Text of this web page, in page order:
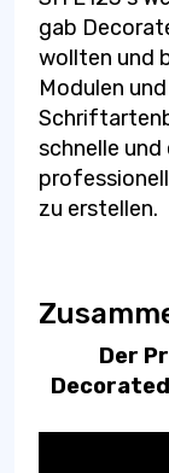
gab
wollten und
Modulen
schnelle
zu erstellen.
Der